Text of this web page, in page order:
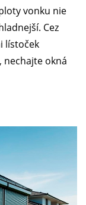
vonku nie
Cez
lístoček
okná